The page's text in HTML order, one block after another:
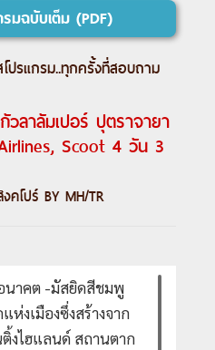
มฉบับเต็ม (PDF)
ปรแกรม..ทุกครั้งที่สอบถาม
วลาลัมเปอร์ ปุตราจายา
Scoot 4 วัน 3
คโปร์ BY MH/TR
นาคต -มัสยิดสีชมพู
ห่งเมืองซึ่งสร้างจาก
งไฮแลนด์ สถานตาก